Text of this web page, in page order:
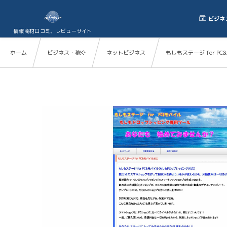
情報商材口コミ、レビューサイト
ビジネ
ホーム ビジネス・稼ぐ ネットビジネス もしもステージ for